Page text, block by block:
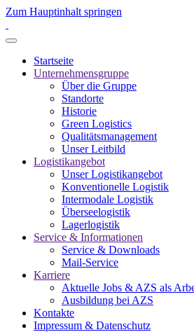
Zum Hauptinhalt springen
Startseite
Unternehmensgruppe
Über die Gruppe
Standorte
Historie
Green Logistics
Qualitätsmanagement
Unser Leitbild
Logistikangebot
Unser Logistikangebot
Konventionelle Logistik
Intermodale Logistik
Überseelogistik
Lagerlogistik
Service & Informationen
Service & Downloads
Mail-Service
Karriere
Aktuelle Jobs & AZS als
Ausbildung bei AZS
Kontakte
Impressum & Datenschutz